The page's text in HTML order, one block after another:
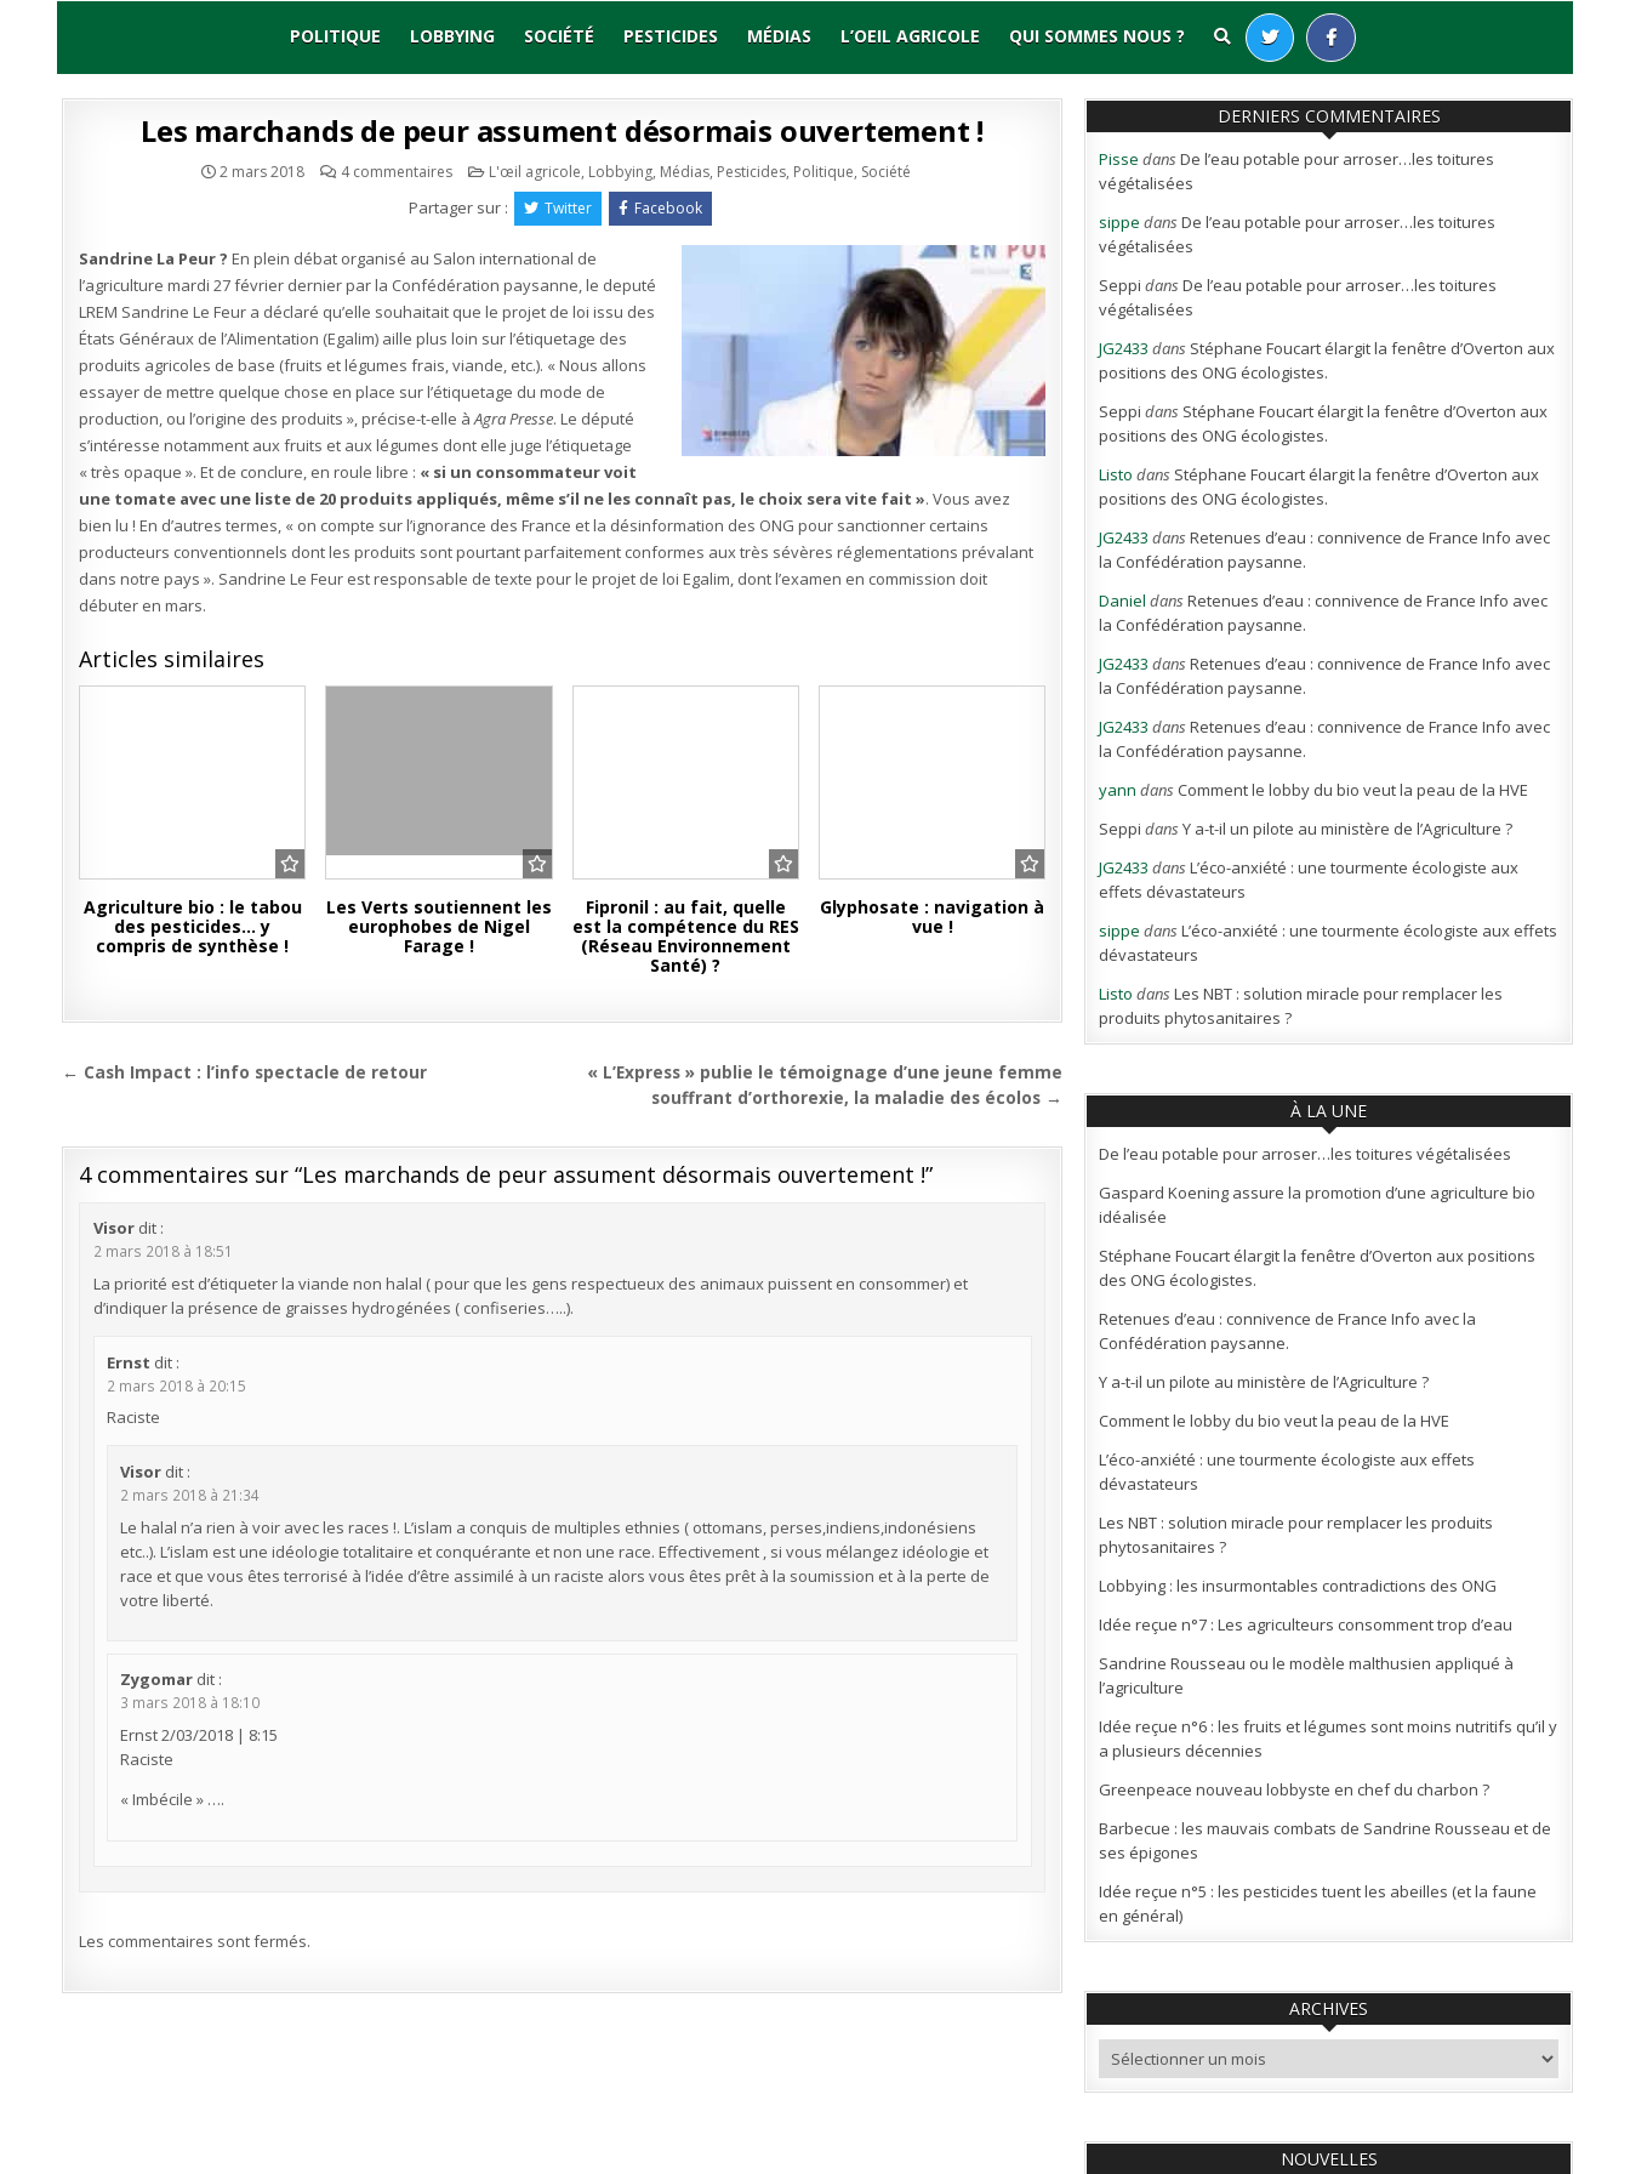
POLITIQUE LOBBYING SOCIÉTÉ PESTICIDES MÉDIAS L’OEIL AGRICOLE QUI SOMMES NOUS ?
Les marchands de peur assument désormais ouvertement !
2 mars 2018 4 commentairessur
marchands
de
désormais
!
Publié
L'œil agricole, Lobbying, Médias, Pesticides, Politique, Société
Partager sur : Twitter Facebook
Sandrine La Peur ? En plein débat organisé au Salon international de
l’agriculture mardi 27 février dernier par la Confédération paysanne, le deputé
LREM Sandrine Le Feur a déclaré qu’elle souhaitait que le projet de loi issu des
États Généraux de l’Alimentation (Egalim) aille plus loin sur l’étiquetage des
produits agricoles de base (fruits et légumes frais, viande, etc.). « Nous allons
essayer de mettre quelque chose en place sur l’étiquetage du mode de
production, ou l’origine des produits », précise-t-elle àAgra Presse. Le député
s’intéresse notamment aux fruits et aux légumes dont elle juge l’étiquetage
« très opaque ». Et de conclure, en roule libre : « si un consommateur voit
une tomate avec une liste de 20 produits appliqués, même s’il ne les connaît pas, le choix sera vite fait ». Vous avez
bien lu ! En d’autres termes, « on compte sur l’ignorance des France et la désinformation des ONG pour sanctionner certains
producteurs conventionnels dont les produits sont pourtant parfaitement conformes aux très sévères réglementations prévalant
dans notre pays ». Sandrine Le Feur est responsable de texte pour le projet de loi Egalim, dont l’examen en commission doit
débuter en mars.
Articles similaires
Agriculture bio : le tabou
des pesticides… y
compris de synthèse !
Les Verts soutiennent les
europhobes de Nigel
Farage !
Fipronil : au fait, quelle
est la compétence du RES
(Réseau Environnement
Santé) ?
Glyphosate : navigation à
vue !
Navigation
l’article
« L’Express » publie le témoignage d’une jeune femme
souffrant d’orthorexie, la maladie des écolos →
← Cash Impact : l’info spectacle de retour
4 commentaires sur “Les marchands de peur assument désormais ouvertement !”
Visor dit :
2 mars 2018 à 18:51
La priorité est d’étiqueter la viande non halal ( pour que les gens respectueux des animaux puissent en consommer) et
d’indiquer la présence de graisses hydrogénées ( confiseries…..).
Ernst dit :
2 mars 2018 à 20:15
Raciste
Visor dit :
2 mars 2018 à 21:34
Le halal n’a rien à voir avec les races !. L’islam a conquis de multiples ethnies ( ottomans, perses,indiens,indonésiens
etc..). L’islam est une idéologie totalitaire et conquérante et non une race. Effectivement , si vous mélangez idéologie et
race et que vous êtes terrorisé à l’idée d’être assimilé à un raciste alors vous êtes prêt à la soumission et à la perte de
votre liberté.
Zygomar dit :
3 mars 2018 à 18:10
Ernst 2/03/2018 | 8:15
Raciste
« Imbécile » ….
Les commentaires sont fermés.
DERNIERS COMMENTAIRES
Pisse dansDe l’eau potable pour arroser…les toitures
végétalisées
sippe dansDe l’eau potable pour arroser…les toitures
végétalisées
Seppi dansDe l’eau potable pour arroser…les toitures
végétalisées
JG2433 dans Stéphane Foucart élargit la fenêtre d’Overton aux
positions des ONG écologistes.
Seppi dans Stéphane Foucart élargit la fenêtre d’Overton aux
positions des ONG écologistes.
Listo dans Stéphane Foucart élargit la fenêtre d’Overton aux
positions des ONG écologistes.
JG2433 dansRetenues d’eau : connivence de France Info avec
la Confédération paysanne.
Daniel dansRetenues d’eau : connivence de France Info avec
la Confédération paysanne.
JG2433 dansRetenues d’eau : connivence de France Info avec
la Confédération paysanne.
JG2433 dansRetenues d’eau : connivence de France Info avec
la Confédération paysanne.
yann dans Comment le lobby du bio veut la peau de la HVE
Seppi dansY a-t-il un pilote au ministère de l’Agriculture ?
JG2433 dansL’éco-anxiété : une tourmente écologiste aux
effets dévastateurs
sippe dansL’éco-anxiété : une tourmente écologiste aux effets
dévastateurs
Listo dansLes NBT : solution miracle pour remplacer les
produits phytosanitaires ?
À LA UNE
De l’eau potable pour arroser…les toitures végétalisées
Gaspard Koening assure la promotion d’une agriculture bio
idéalisée
Stéphane Foucart élargit la fenêtre d’Overton aux positions
des ONG écologistes.
Retenues d’eau : connivence de France Info avec la
Confédération paysanne.
Y a-t-il un pilote au ministère de l’Agriculture ?
Comment le lobby du bio veut la peau de la HVE
L’éco-anxiété : une tourmente écologiste aux effets
dévastateurs
Les NBT : solution miracle pour remplacer les produits
phytosanitaires ?
Lobbying : les insurmontables contradictions des ONG
Idée reçue n°7 : Les agriculteurs consomment trop d’eau
Sandrine Rousseau ou le modèle malthusien appliqué à
l’agriculture
Idée reçue n°6 : les fruits et légumes sont moins nutritifs qu’il y
a plusieurs décennies
Greenpeace nouveau lobbyste en chef du charbon ?
Barbecue : les mauvais combats de Sandrine Rousseau et de
ses épigones
Idée reçue n°5 : les pesticides tuent les abeilles (et la faune
en général)
ARCHIVES
Archives
NOUVELLES